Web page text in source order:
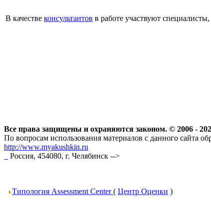
В качестве консультантов в работе участвуют
Все права защищены и охраняются законом. © 2006 -
По вопросам использования материалов с данного сайта
http://www.myakushkin.ru
Россия, 454080, г. Челябинск -->
Типология Assessment Center( Центр Оценки )